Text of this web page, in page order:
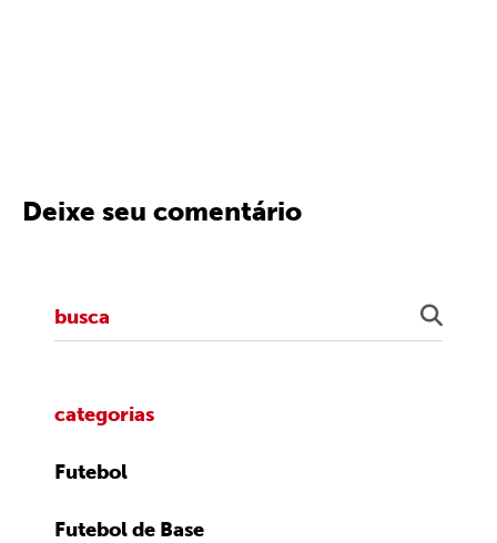
Deixe seu comentário
categorias
Futebol
Futebol de Base